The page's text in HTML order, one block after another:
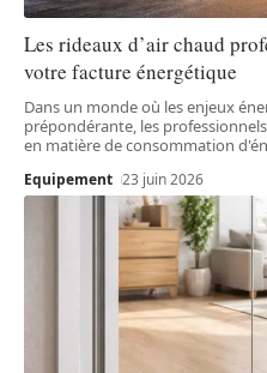
Les rideaux d’air chaud
votre facture énergétique
Dans un monde où les enjeux
prépondérante, les
en matière de consommation
Equipement 23 juin 2026